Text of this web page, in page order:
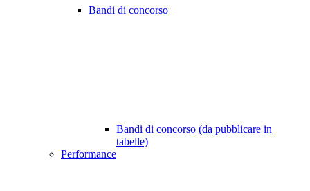
Bandi di concorso
Bandi di concorso (da pubblicare in
tabelle)
Performance